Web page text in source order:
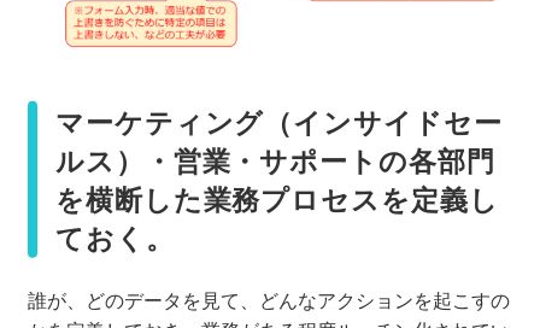
マーケティング（インサイドセー
ルス）・営業・サポートの各部門
を横断した業務プロセスを定義し
ておく。
誰が、どのデータを見て、どんなアクションを起こすの